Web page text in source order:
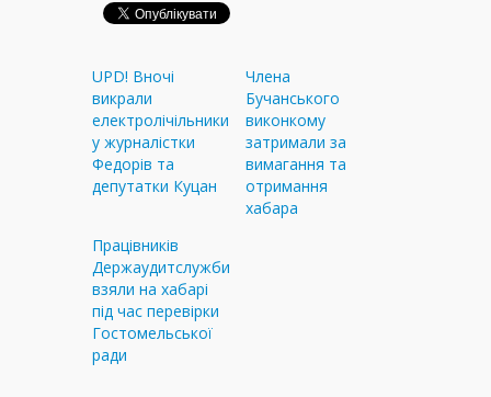
UPD! Вночі
викрали
електролічільники
у журналістки
Федорів та
депутатки Куцан
Члена
Бучанського
виконкому
затримали за
вимагання та
отримання
хабара
Працівників
Держаудитслужби
взяли на хабарі
під час перевірки
Гостомельської
ради